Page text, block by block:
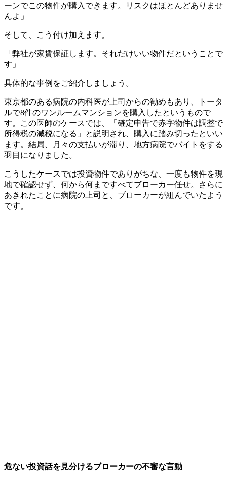
ーンでこの物件が購入できます。リスクはほとんどありませ
んよ」
そして、こう付け加えます。
「弊社が家賃保証します。それだけいい物件だということで
す」
具体的な事例をご紹介しましょう。
東京都のある病院の内科医が上司からの勧めもあり、トータ
ルで8件のワンルームマンションを購入したというもので
す。この医師のケースでは、「確定申告で赤字物件は調整で
所得税の減税になる」と説明され、購入に踏み切ったといい
ます。結局、月々の支払いが滞り、地方病院でバイトをする
羽目になりました。
こうしたケースでは投資物件でありがちな、一度も物件を現
地で確認せず、何から何まですべてブローカー任せ。さらに
あきれたことに病院の上司と、ブローカーが組んでいたよう
です。
危ない投資話を見分けるブローカーの不審な言動